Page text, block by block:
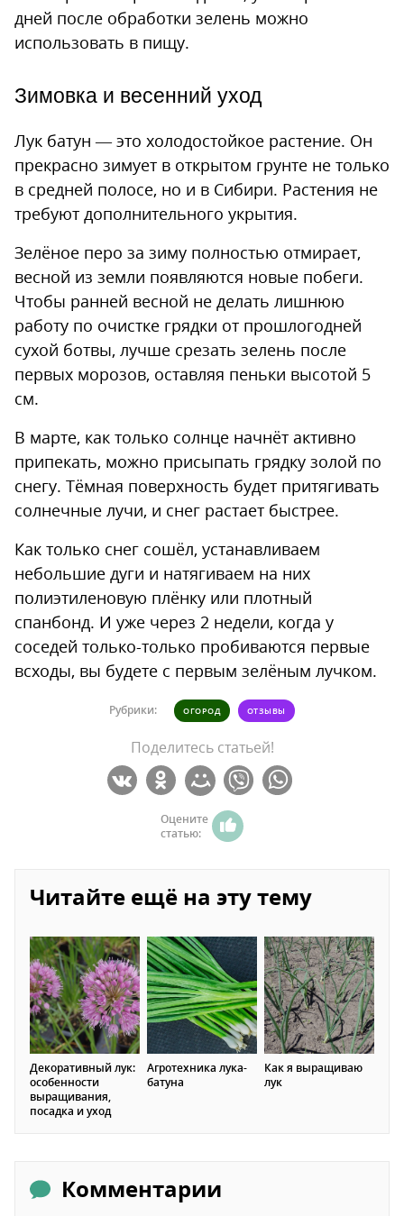
дней после обработки зелень можно
использовать в пищу.
Зимовка и весенний уход
Лук батун — это холодостойкое растение. Он
прекрасно зимует в открытом грунте не только
в средней полосе, но и в Сибири. Растения не
требуют дополнительного укрытия.
Зелёное перо за зиму полностью отмирает,
весной из земли появляются новые побеги.
Чтобы ранней весной не делать лишнюю
работу по очистке грядки от прошлогодней
сухой ботвы, лучше срезать зелень после
первых морозов, оставляя пеньки высотой 5
см.
В марте, как только солнце начнёт активно
припекать, можно присыпать грядку золой по
снегу. Тёмная поверхность будет притягивать
солнечные лучи, и снег растает быстрее.
Как только снег сошёл, устанавливаем
небольшие дуги и натягиваем на них
полиэтиленовую плёнку или плотный
спанбонд. И уже через 2 недели, когда у
соседей только-только пробиваются первые
всходы, вы будете с первым зелёным лучком.
Рубрики: ОГОРОД ОТЗЫВЫ
Поделитесь статьей!
Оцените
статью:
Читайте ещё на эту тему
Декоративный лук:
особенности
выращивания,
посадка и уход
Агротехника лука-
батуна
Как я выращиваю
лук
Комментарии